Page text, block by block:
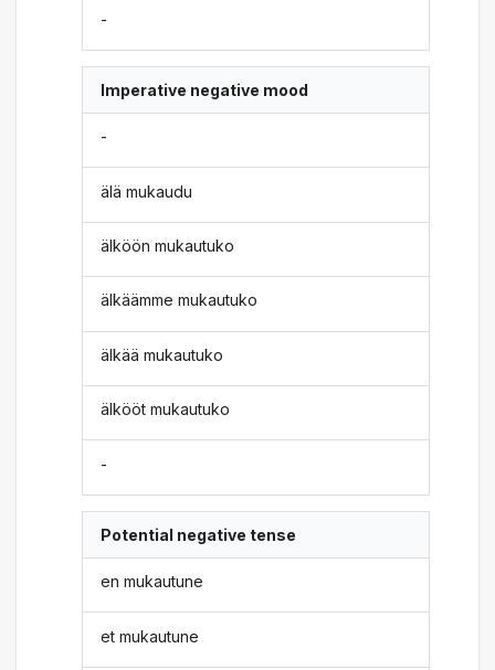
-
Imperative negative mood
-
älä mukaudu
älköön mukautuko
älkäämme mukautuko
älkää mukautuko
älkööt mukautuko
-
Potential negative tense
en mukautune
et mukautune